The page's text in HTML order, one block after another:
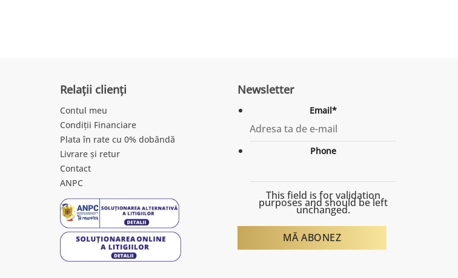
Relații clienți
Contul meu
Condiții Financiare
Plata în rate cu 0% dobândă
Livrare și retur
Contact
ANPC
Newsletter
Email*
Phone
This field is for validation
purposes and should be left
unchanged.